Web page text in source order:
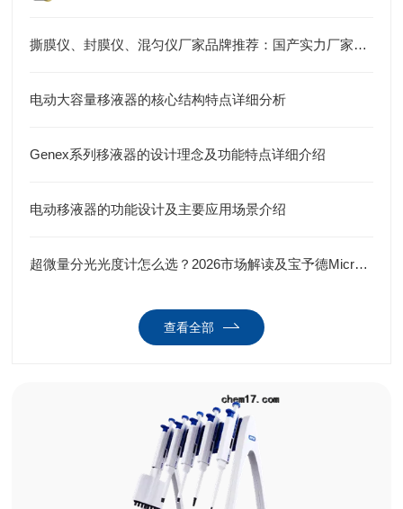
撕膜仪、封膜仪、混匀仪厂家品牌推荐：国产实力厂家上海宝予德
电动大容量移液器的核心结构特点详细分析
Genex系列移液器的设计理念及功能特点详细介绍
电动移液器的功能设计及主要应用场景介绍
超微量分光光度计怎么选？2026市场解读及宝予德Microdrop plus推荐
查看全部